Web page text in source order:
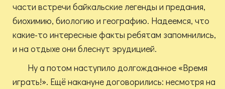
части встречи байкальские легенды и предания,
биохимию, биологию и географию. Надеемся, что
какие-то интересные факты ребятам запомнились,
и на отдыхе они блеснут эрудицией.
Ну а потом наступило долгожданное «Время
играть!». Ещё накануне договорились: несмотря на